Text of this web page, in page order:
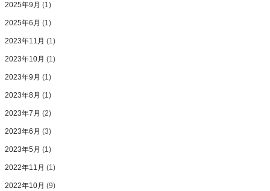
2025年9月 (1)
2025年6月 (1)
2023年11月 (1)
2023年10月 (1)
2023年9月 (1)
2023年8月 (1)
2023年7月 (2)
2023年6月 (3)
2023年5月 (1)
2022年11月 (1)
2022年10月 (9)